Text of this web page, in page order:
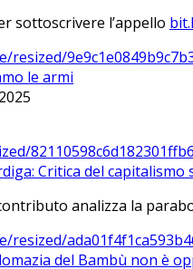
sottoscrivere l’appello
le armi
Critica del
analizza la
del Bambù non è